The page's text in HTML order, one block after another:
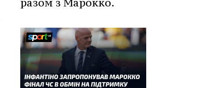
разом з Марокко.